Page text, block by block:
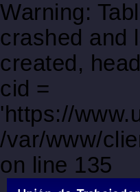
Warning:
crashed and
created,
cid =
'https://
/var/www/
on line 135